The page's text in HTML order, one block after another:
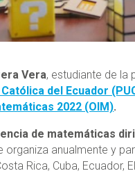
Vera, estudiante de la
del Ecuador
2022 (OIM).
de matemáticas
organiza anualmente y
Rica, Cuba, Ecuador,